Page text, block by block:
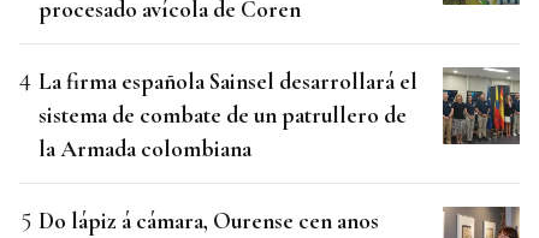
procesado avícola de Coren
La firma española Sainsel desarrollará el
sistema de combate de un patrullero de
la Armada colombiana
Do lápiz á cámara, Ourense cen anos